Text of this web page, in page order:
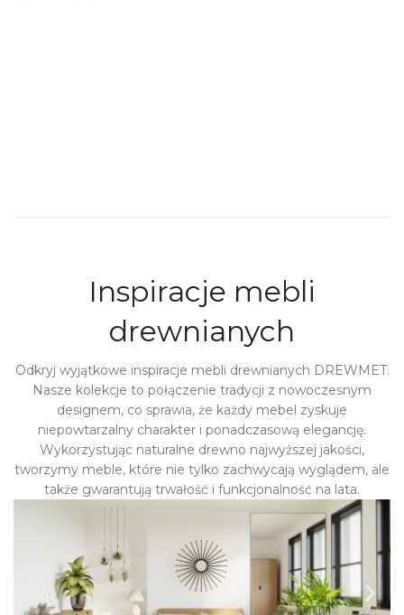
Inspiracje mebli
drewnianych
Odkryj wyjątkowe inspiracje mebli drewnianych DREWMET.
Nasze kolekcje to połączenie tradycji z nowoczesnym
designem, co sprawia, że każdy mebel zyskuje
niepowtarzalny charakter i ponadczasową elegancję.
Wykorzystując naturalne drewno najwyższej jakości,
tworzymy meble, które nie tylko zachwycają wyglądem, ale
także gwarantują trwałość i funkcjonalność na lata.